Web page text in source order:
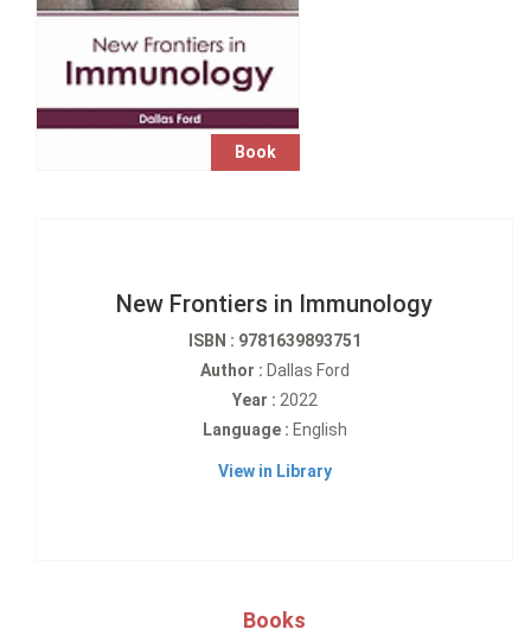
Book
New Frontiers in Immunology
ISBN : 9781639893751
Author : Dallas Ford
Year : 2022
Language : English
View in Library
Books